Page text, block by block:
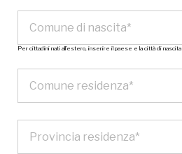
Per cittadini nati all’estero, inserire il paese e la città di nascita